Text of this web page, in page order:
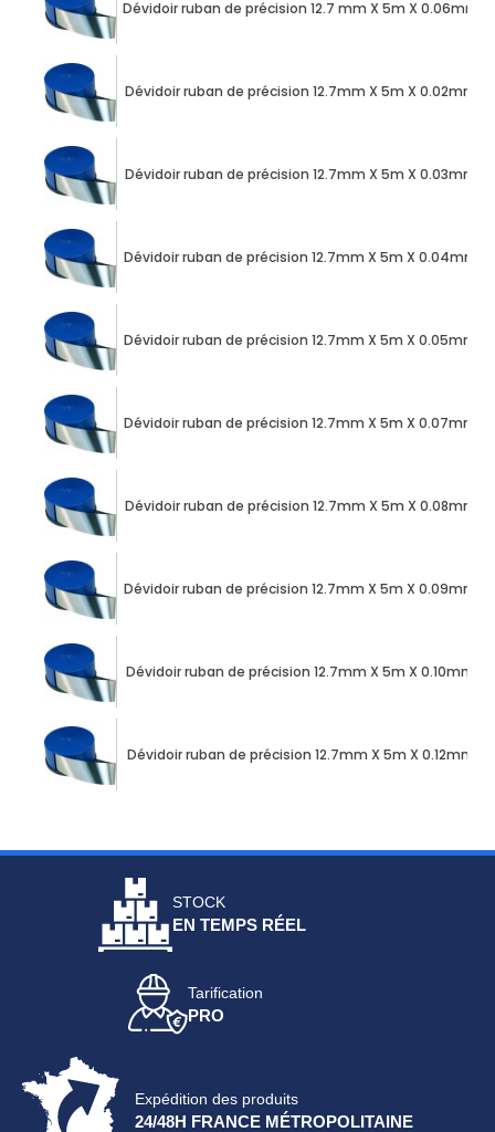
Dévidoir ruban de précision 12.7 mm X 5m X 0.06mm
Dévidoir ruban de précision 12.7mm X 5m X 0.02mm
Dévidoir ruban de précision 12.7mm X 5m X 0.03mm
Dévidoir ruban de précision 12.7mm X 5m X 0.04mm
Dévidoir ruban de précision 12.7mm X 5m X 0.05mm
Dévidoir ruban de précision 12.7mm X 5m X 0.07mm
Dévidoir ruban de précision 12.7mm X 5m X 0.08mm
Dévidoir ruban de précision 12.7mm X 5m X 0.09mm
Dévidoir ruban de précision 12.7mm X 5m X 0.10mm
Dévidoir ruban de précision 12.7mm X 5m X 0.12mm
STOCK
EN TEMPS RÉEL
Tarification
PRO
Expédition des produits
24/48H FRANCE MÉTROPOLITAINE